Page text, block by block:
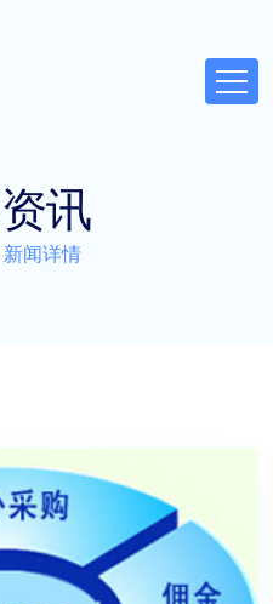
讯
新闻详情